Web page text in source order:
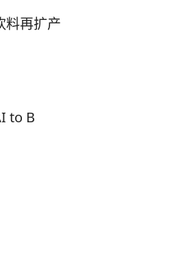
料再扩产
to B